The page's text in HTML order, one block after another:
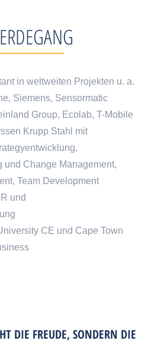
in weltweiten Projekten u. a.
Siemens, Sensormatic
Group, Ecolab, T-Mobile
Krupp Stahl mit
und Change Management,
Team Development
und
CE und Cape Town
DIE FREUDE, SONDERN DIE